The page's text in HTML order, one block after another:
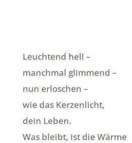
Leuchtend hell –
manchmal glimmend –
nun erloschen –
wie das Kerzenlicht,
dein Leben.
Was bleibt, ist die Wärme